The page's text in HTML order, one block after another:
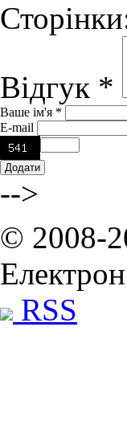
Відгук *
Ваше ім'я *
E-mail
-->
© 2008-
RSS